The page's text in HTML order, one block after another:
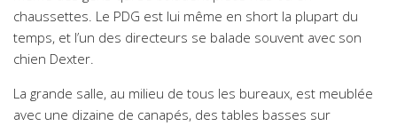
chaussettes. Le PDG est lui même en short la plupart du
temps, et l’un des directeurs se balade souvent avec son
chien Dexter.
La grande salle, au milieu de tous les bureaux, est meublée
avec une dizaine de canapés, des tables basses sur